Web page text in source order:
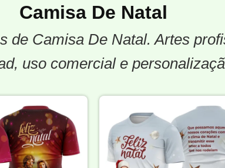
Formandos Profissão Festa Junina
Gamer
Camisa De Natal
de Camisa De Natal. Artes
uso comercial e